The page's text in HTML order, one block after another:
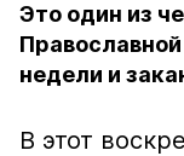
Это один из
недели и
В этот